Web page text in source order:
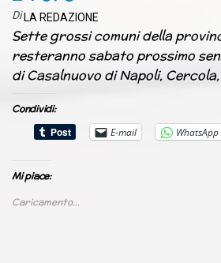
Di LA REDAZIONE
Sette grossi comuni della
resteranno sabato prossimo
di Casalnuovo di Napoli,
Condividi:
E-mail
WhatsApp
Mi piace:
Caricamento...